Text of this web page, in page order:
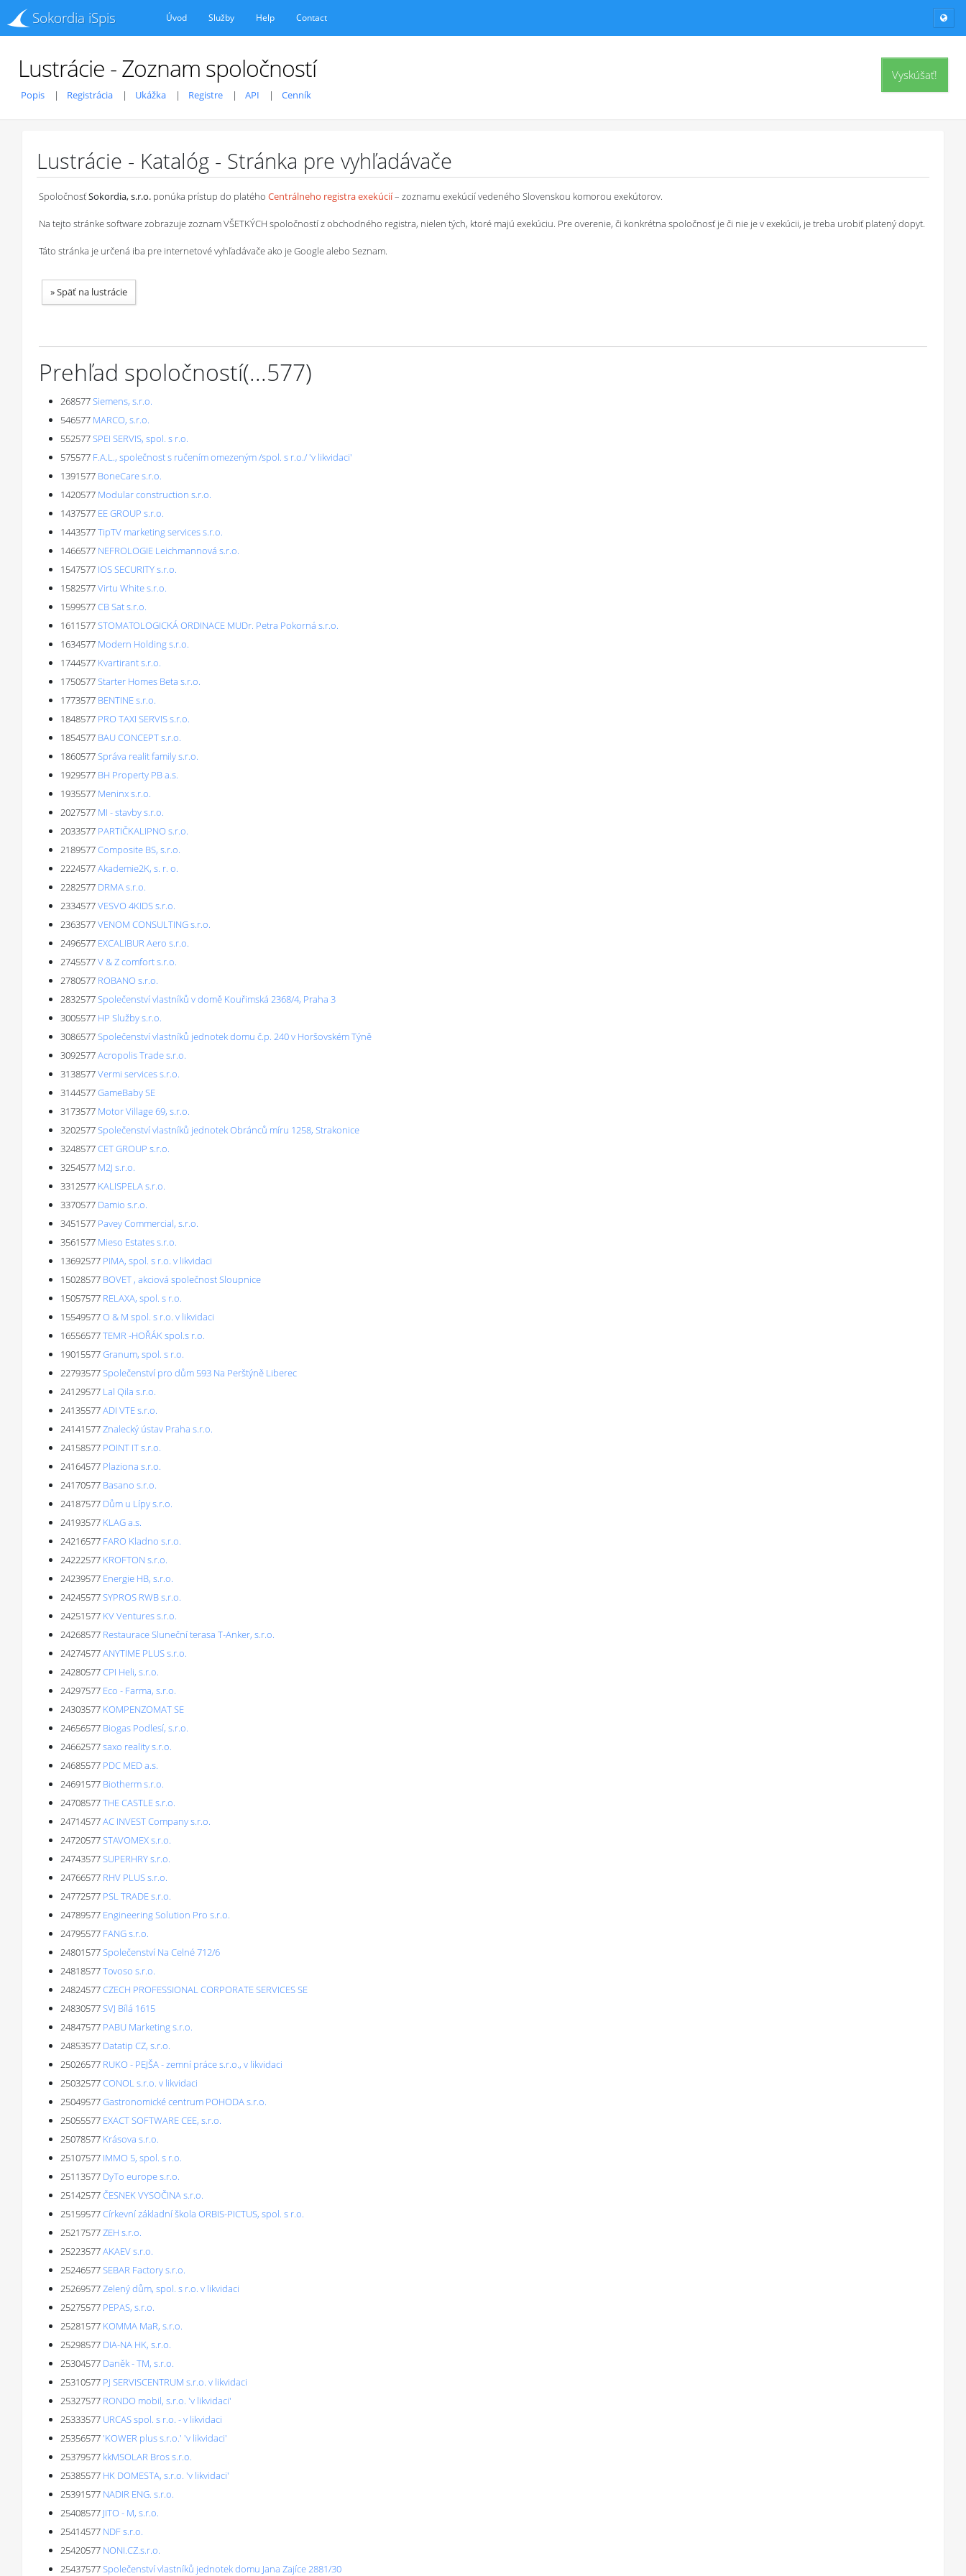
Sokordia iSpis Úvod Služby Help Contact
Vyskúšať!
Lustrácie - Zoznam spoločností
Popis Registrácia Ukážka Registre API Cenník
Lustrácie - Katalóg - Stránka pre vyhľadávače
SpoločnosťSokordia, s.r.o. ponúka prístup do platého Centrálneho registra exekúcií– zoznamu exekúcií vedeného Slovenskou komorou exekútorov.
Na tejto stránke software zobrazuje zoznam VŠETKÝCH spoločností z obchodného registra, nielen tých, ktoré majú exekúciu. Pre overenie, či konkrétna spoločnosť je či nie je v exekúcii, je treba urobiť platený dopyt.
Táto stránka je určená iba pre internetové vyhľadávače ako je Google alebo Seznam.
»Späť na lustrácie
Prehľad spoločností(...577)
268577Siemens, s.r.o.
546577 MARCO, s.r.o.
552577SPEI SERVIS, spol. s r.o.
575577 F.A.L., společnost s ručením omezeným /spol. s r.o./ 'v likvidaci'
1391577 BoneCare s.r.o.
1420577 Modular construction s.r.o.
1437577 EE GROUP s.r.o.
1443577TipTV marketing services s.r.o.
1466577 NEFROLOGIE Leichmannová s.r.o.
1547577 IOS SECURITY s.r.o.
1582577Virtu White s.r.o.
1599577CB Sat s.r.o.
1611577STOMATOLOGICKÁ ORDINACE MUDr. Petra Pokorná s.r.o.
1634577 Modern Holding s.r.o.
1744577 Kvartirant s.r.o.
1750577Starter Homes Beta s.r.o.
1773577 BENTINE s.r.o.
1848577 PRO TAXI SERVIS s.r.o.
1854577 BAU CONCEPT s.r.o.
1860577Správa realit family s.r.o.
1929577 BH Property PB a.s.
1935577 Meninx s.r.o.
2027577 MI - stavby s.r.o.
2033577 PARTIČKALIPNO s.r.o.
2189577Composite BS, s.r.o.
2224577Akademie2K, s. r. o.
2282577 DRMA s.r.o.
2334577VESVO 4KIDS s.r.o.
2363577VENOM CONSULTING s.r.o.
2496577 EXCALIBUR Aero s.r.o.
2745577V & Z comfort s.r.o.
2780577 ROBANO s.r.o.
2832577Společenství vlastníků v domě Kouřimská 2368/4, Praha 3
3005577 HP Služby s.r.o.
3086577Společenství vlastníků jednotek domu č.p. 240 v Horšovském Týně
3092577Acropolis Trade s.r.o.
3138577Vermi services s.r.o.
3144577GameBaby SE
3173577 Motor Village 69, s.r.o.
3202577Společenství vlastníků jednotek Obránců míru 1258, Strakonice
3248577CET GROUP s.r.o.
3254577 M2J s.r.o.
3312577 KALISPELA s.r.o.
3370577 Damio s.r.o.
3451577 Pavey Commercial, s.r.o.
3561577 Mieso Estates s.r.o.
13692577 PIMA, spol. s r.o. v likvidaci
15028577 BOVET , akciová společnost Sloupnice
15057577 RELAXA, spol. s r.o.
15549577O & M spol. s r.o. v likvidaci
16556577TEMR -HOŘÁK spol.s r.o.
19015577Granum, spol. s r.o.
22793577Společenství pro dům 593 Na Perštýně Liberec
24129577 Lal Qila s.r.o.
24135577ADI VTE s.r.o.
24141577Znalecký ústav Praha s.r.o.
24158577 POINT IT s.r.o.
24164577 Plaziona s.r.o.
24170577 Basano s.r.o.
24187577 Dům u Lípy s.r.o.
24193577 KLAG a.s.
24216577 FARO Kladno s.r.o.
24222577 KROFTON s.r.o.
24239577 Energie HB, s.r.o.
24245577SYPROS RWB s.r.o.
24251577 KV Ventures s.r.o.
24268577 Restaurace Sluneční terasa T-Anker, s.r.o.
24274577ANYTIME PLUS s.r.o.
24280577CPI Heli, s.r.o.
24297577 Eco - Farma, s.r.o.
24303577 KOMPENZOMAT SE
24656577 Biogas Podlesí, s.r.o.
24662577saxo reality s.r.o.
24685577 PDC MED a.s.
24691577 Biotherm s.r.o.
24708577THE CASTLE s.r.o.
24714577AC INVEST Company s.r.o.
24720577STAVOMEX s.r.o.
24743577SUPERHRY s.r.o.
24766577 RHV PLUS s.r.o.
24772577 PSL TRADE s.r.o.
24789577 Engineering Solution Pro s.r.o.
24795577 FANG s.r.o.
24801577Společenství Na Celné 712/6
24818577Tovoso s.r.o.
24824577CZECH PROFESSIONAL CORPORATE SERVICES SE
24830577SVJ Bílá 1615
24847577 PABU Marketing s.r.o.
24853577 Datatip CZ, s.r.o.
25026577 RUKO - PEJŠA - zemní práce s.r.o., v likvidaci
25032577CONOL s.r.o. v likvidaci
25049577Gastronomické centrum POHODA s.r.o.
25055577 EXACT SOFTWARE CEE, s.r.o.
25078577 Krásova s.r.o.
25107577 IMMO 5, spol. s r.o.
25113577 DyTo europe s.r.o.
25142577ČESNEK VYSOČINA s.r.o.
25159577Církevní základní škola ORBIS-PICTUS, spol. s r.o.
25217577ZEH s.r.o.
25223577AKAEV s.r.o.
25246577SEBAR Factory s.r.o.
25269577Zelený dům, spol. s r.o. v likvidaci
25275577 PEPAS, s.r.o.
25281577 KOMMA MaR, s.r.o.
25298577 DIA-NA HK, s.r.o.
25304577 Daněk - TM, s.r.o.
25310577 PJ SERVISCENTRUM s.r.o. v likvidaci
25327577 RONDO mobil, s.r.o. 'v likvidaci'
25333577 URCAS spol. s r.o. - v likvidaci
25356577'KOWER plus s.r.o.' 'v likvidaci'
25379577 kkMSOLAR Bros s.r.o.
25385577 HK DOMESTA, s.r.o. 'v likvidaci'
25391577 NADIR ENG. s.r.o.
25408577 JITO - M, s.r.o.
25414577 NDF s.r.o.
25420577 NONI.CZ.s.r.o.
25437577Společenství vlastníků jednotek domu Jana Zajíce 2881/30